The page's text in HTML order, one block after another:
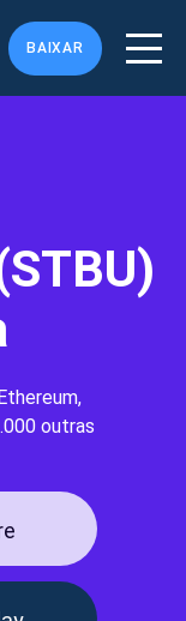
BAIXAR
outras